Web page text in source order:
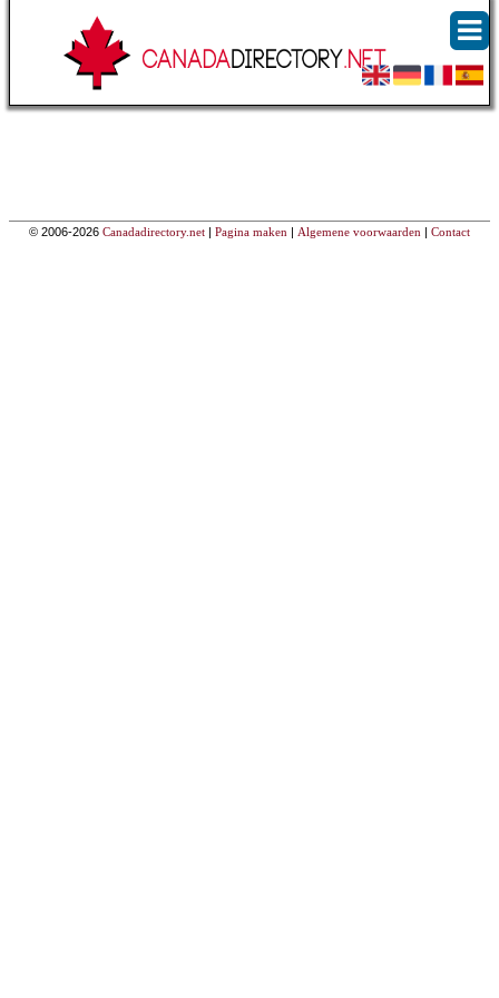
© 2006-2026 Canadadirectory.net | Pagina maken | Algemene voorwaarden | Contact